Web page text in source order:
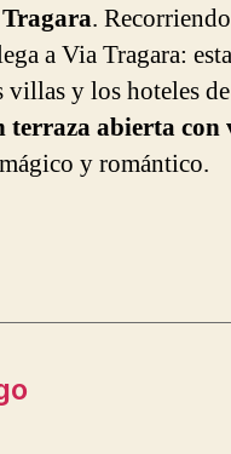
.
a Via Tragara:
villas y los hoteles
terraza abierta con
y romántico.